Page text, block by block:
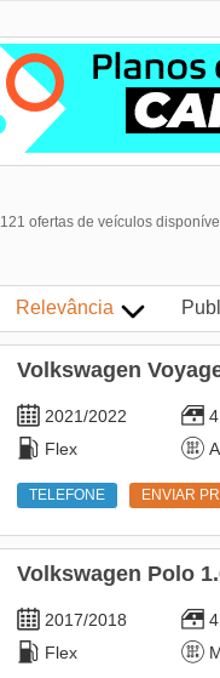
121 ofertas de veículos
Relevância
Volkswagen
2021/2022
Flex
TELEFONE ENVIAR
Volkswagen Polo
2017/2018
Flex